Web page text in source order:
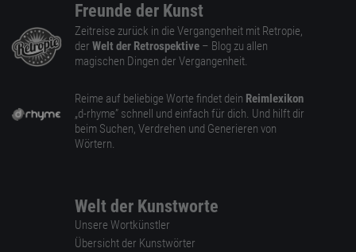
Freunde der Kunst
Zeitreise zurück in die Vergangenheit mit Retropie,
der Welt der Retrospektive – Blog zu allen
magischen Dingen der Vergangenheit.
Reime auf beliebige Worte findet dein Reimlexikon
„d-rhyme” schnell und einfach für dich. Und hilft dir
beim Suchen, Verdrehen und Generieren von
Wörtern.
Welt der Kunstworte
Unsere Wortkünstler
Übersicht der Kunstwörter